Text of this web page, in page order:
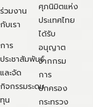
ร่วมงาน
กับเรา
การ
ประชาสัมพันธ์
และจัด
กิจกรรมระดม
ทุน
ศุภนิมิตแห่ง
ประเทศไทย
ได้รับ
อนุญาต
จากกรม
การ
ปกครอง
กระทรวง